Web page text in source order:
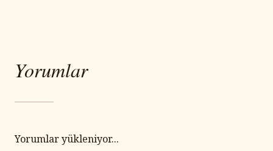
Yorumlar
Yorumlar yükleniyor...